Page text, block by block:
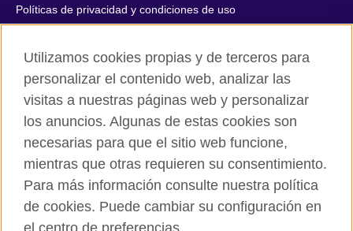
Políticas de privacidad y condiciones de uso
Cookies
Quejas y comentarios
Mapa del sitio
© 2026 British Council
All cultural activities in Mexico are carried out by British Council
Asociados A.C., a not-for-profit entity established to undertake
cultural activities, including the promotion and diffusion of British
culture in Mexico, the fostering of cultural relations and mutual
Utilizamos cookies propias y de terceros para
personalizar el contenido web, analizar las
visitas a nuestras páginas web y personalizar
los anuncios. Algunas de estas cookies son
necesarias para que el sitio web funcione,
mientras que otras requieren su consentimiento.
Para más información consulte nuestra política
de cookies. Puede cambiar su configuración en
el centro de preferencias.